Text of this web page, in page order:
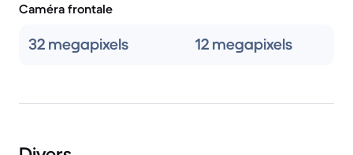
Caméra frontale
32 megapixels 12 megapixels